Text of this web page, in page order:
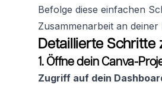
Befolge diese einfachen
Zusammenarbeit an
Detaillierte Schritte
1. Öffne dein Canva-
Zugriff auf dein